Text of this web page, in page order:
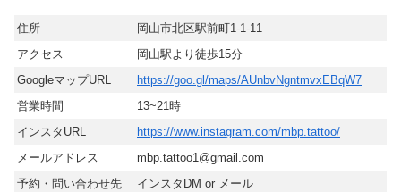
住所
岡山市北区駅前町1-1-11
アクセス
岡山駅より徒歩15分
GoogleマップURL
https://goo.gl/maps/AUnbvNgntmvxEBqW7
営業時間
13~21時
インスタURL
https://www.instagram.com/mbp.tattoo/
メールアドレス
mbp.tattoo1@gmail.com
予約・問い合わせ先
インスタDM or メール